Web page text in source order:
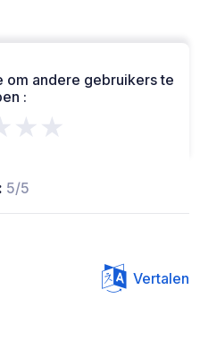
andere gebruikers te
:
5/5
Vertalen